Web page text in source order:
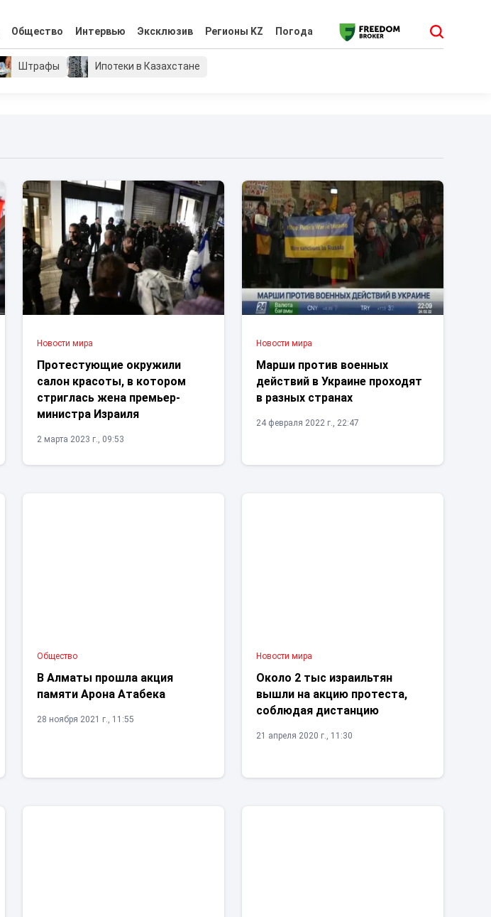
Общество Интервью Эксклюзив Регионы KZ Погода
Штрафы Ипотеки в Казахстане
Новости мира
Протестующие окружили
салон красоты, в котором
стриглась жена премьер-
министра Израиля
2 марта 2023 г., 09:53
Новости мира
Марши против военных
действий в Украине проходят
в разных странах
24 февраля 2022 г., 22:47
Общество
В Алматы прошла акция
памяти Арона Атабека
28 ноября 2021 г., 11:55
Новости мира
Около 2 тыс израильтян
вышли на акцию протеста,
соблюдая дистанцию
21 апреля 2020 г., 11:30